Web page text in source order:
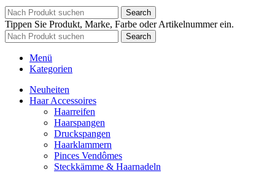
Search
Tippen Sie Produkt, Marke, Farbe oder Artikelnummer ein.
Search
Menü
Kategorien
Neuheiten
Haar Accessoires
Haarreifen
Haarspangen
Druckspangen
Haarklammern
Pinces Vendômes
Steckkämme & Haarnadeln